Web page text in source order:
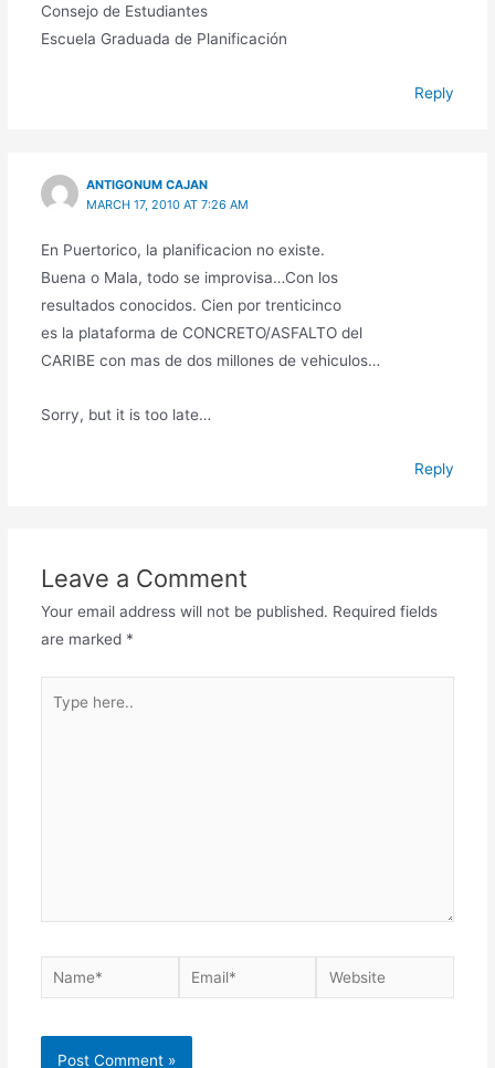
Consejo de Estudiantes
Escuela Graduada de Planificación
Reply
ANTIGONUM CAJAN
MARCH 17, 2010 AT 7:26 AM
En Puertorico, la planificacion no existe.
Buena o Mala, todo se improvisa…Con los
resultados conocidos. Cien por trenticinco
es la plataforma de CONCRETO/ASFALTO del
CARIBE con mas de dos millones de vehiculos…
Sorry, but it is too late…
Reply
Leave a Comment
Your email address will not be published. Required fields
are marked *
here..
Name* Email* Website